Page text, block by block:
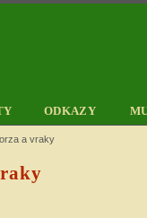
ODKAZY
a vraky